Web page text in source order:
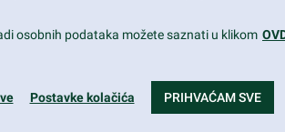
osobnih podataka možete saznati u klikom
Postavke kolačića PRIHVAĆAM SVE